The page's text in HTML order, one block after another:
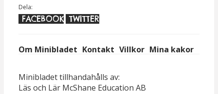
Dela:
FACEBOOK TWITTER
Om Minibladet Kontakt Villkor Mina kakor
Minibladet tillhandahålls av:
Läs och Lär McShane Education AB